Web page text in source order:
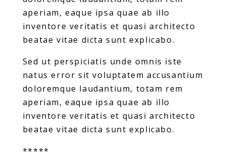
aperiam, eaque ipsa quae ab illo
inventore veritatis et quasi architecto
beatae vitae dicta sunt explicabo.
Sed ut perspiciatis unde omnis iste
natus error sit voluptatem accusantium
doloremque laudantium, totam rem
aperiam, eaque ipsa quae ab illo
inventore veritatis et quasi architecto
beatae vitae dicta sunt explicabo.
*****